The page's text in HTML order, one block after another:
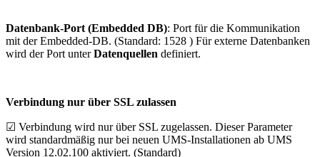
Datenbank-Port (Embedded DB): Port für die Kommunikation
mit der Embedded-DB. (Standard: 1528 ) Für externe Datenbanken
wird der Port unterDatenquellen definiert.
Verbindung nur über SSL zulassen
☑ Verbindung wird nur über SSL zugelassen. Dieser Parameter
wird standardmäßig nur bei neuen UMS-Installationen ab UMS
Version 12.02.100 aktiviert. (Standard)